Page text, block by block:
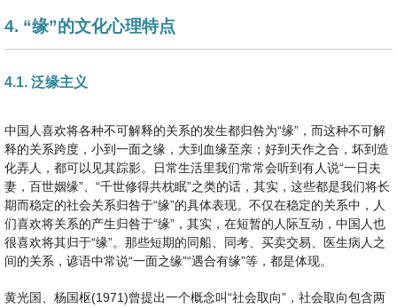
4. “缘”的文化心理特点
4.1. 泛缘主义
中国人喜欢将各种不可解释的关系的发生都归咎为“缘”，而这种不可解
释的关系跨度，小到一面之缘，大到血缘至亲；好到天作之合，坏到造
化弄人，都可以见其踪影。日常生活里我们常常会听到有人说“一日夫
妻，百世姻缘”、“千世修得共枕眠”之类的话，其实，这些都是我们将长
期而稳定的社会关系归咎于“缘”的具体表现。不仅在稳定的关系中，人
们喜欢将关系的产生归咎于“缘”，其实，在短暂的人际互动，中国人也
很喜欢将其归于“缘”。那些短期的同船、同考、买卖交易、医生病人之
间的关系，谚语中常说“一面之缘”“遇合有缘”等，都是体现。
黄光国、杨国枢(1971)曾提出一个概念叫“社会取向”，社会取向包含两